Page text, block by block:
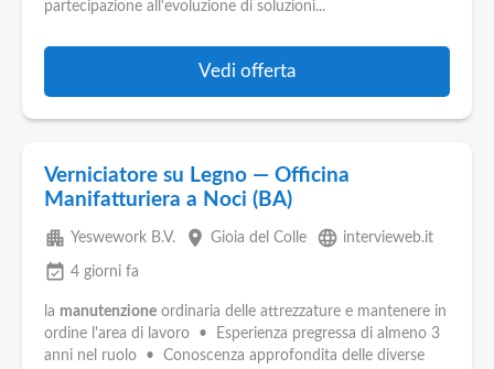
partecipazione all'evoluzione di soluzioni...
Vedi offerta
Verniciatore su Legno — Officina
Manifatturiera a Noci (BA)
apartment Yeswework B.V. place Gioia del Colle language intervieweb.it
event_available 4 giorni fa
la manutenzione ordinaria delle attrezzature e mantenere in
ordine l'area di lavoro • Esperienza pregressa di almeno 3
anni nel ruolo • Conoscenza approfondita delle diverse